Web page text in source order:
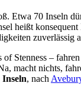
Etwa 70 Inseln
heißt
zuverlässig
of Stenness –
macht nichts,
, nach